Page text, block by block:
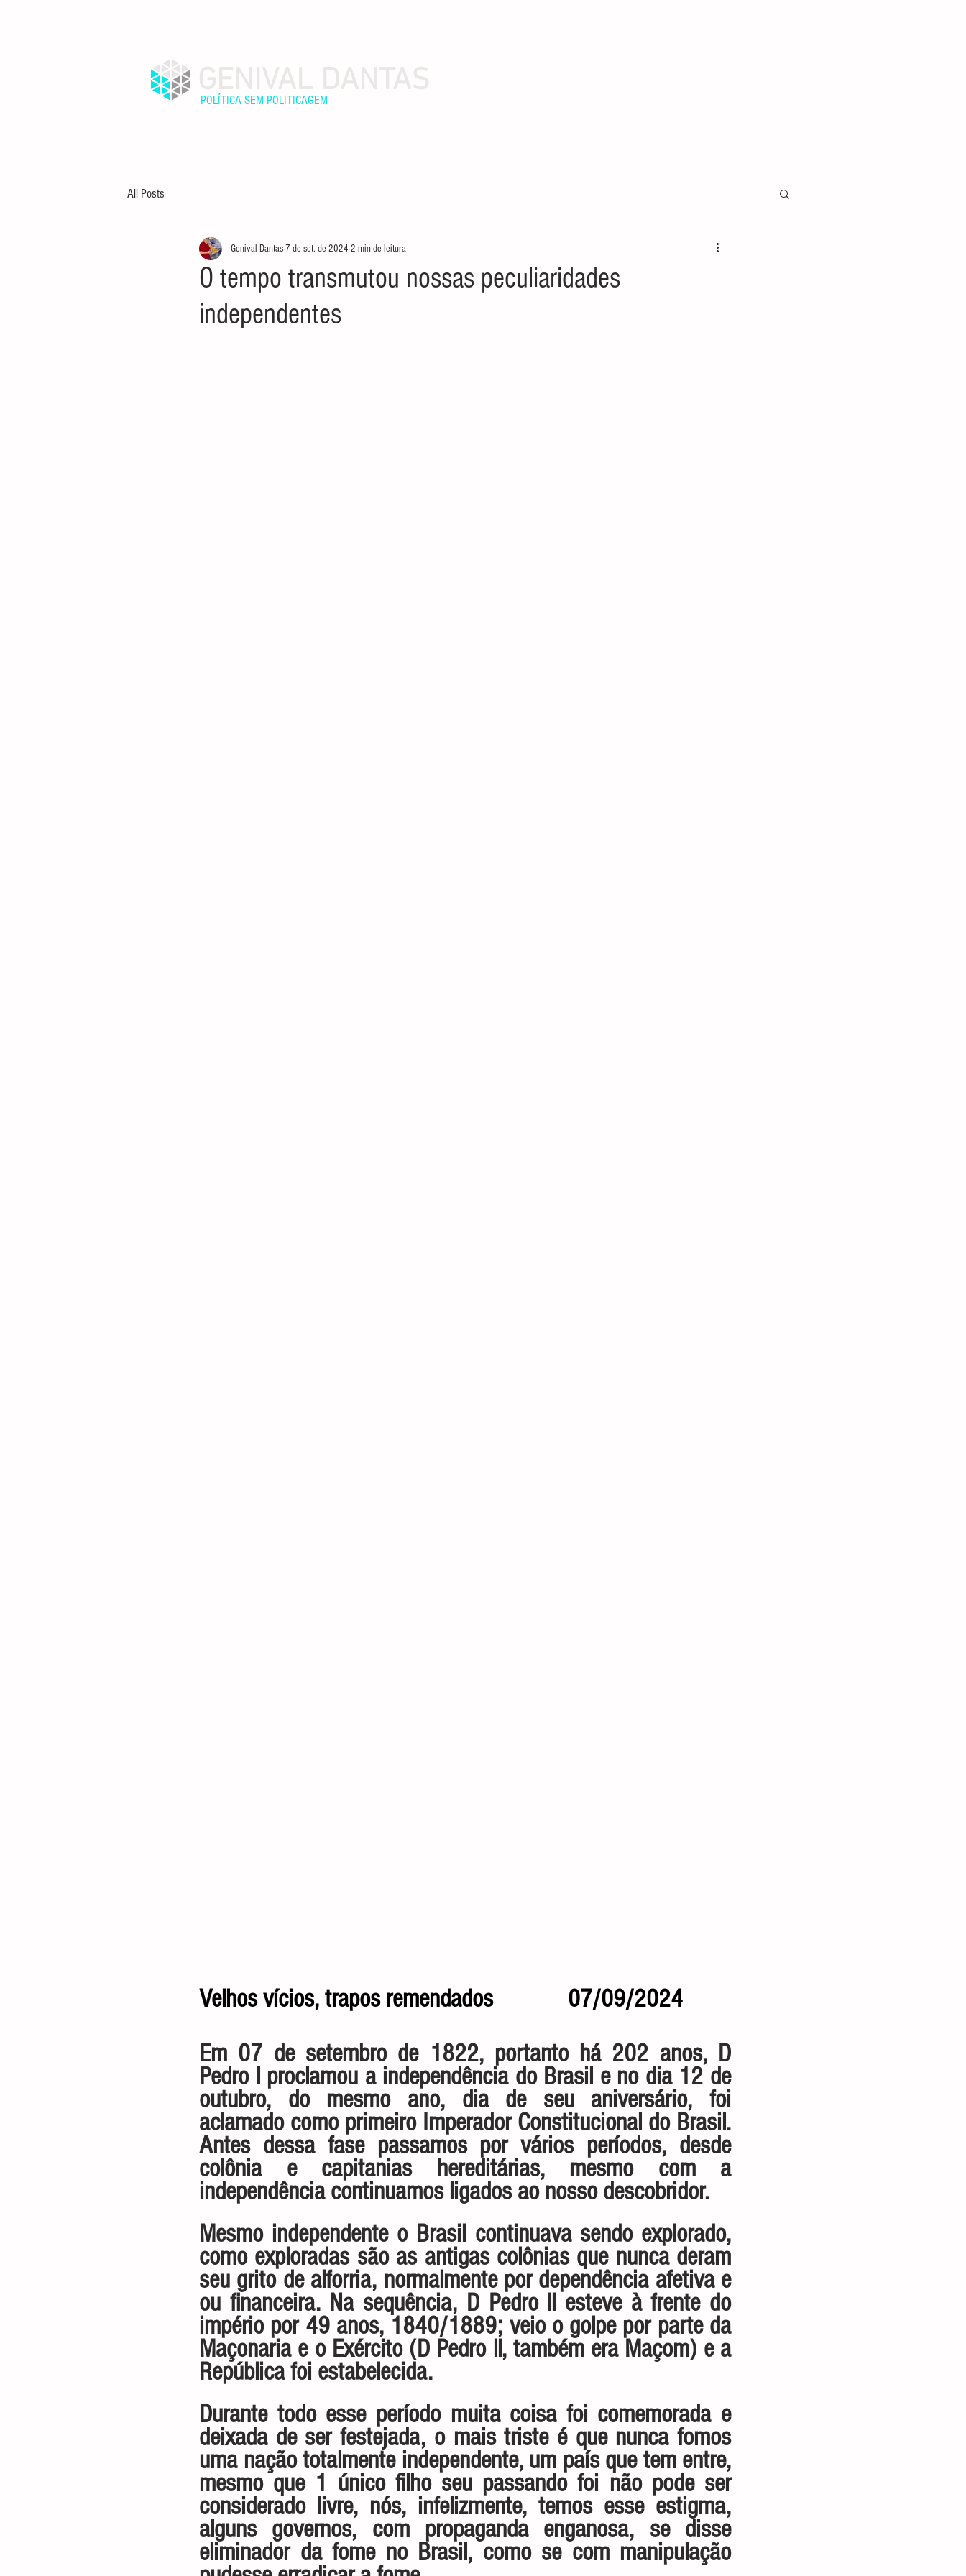
POLÍTICA SEM POLITICAGEM
All Posts
O tempo transmutou nossas peculiaridades
independentes
Genival Dantas7 de set. de 2024 2 min de leitura
Velhos vícios, trapos remendados             07/09/2024
Em 07 de setembro de 1822, portanto há 202 anos, D
Pedro l proclamou a independência do Brasil e no dia 12 de
outubro, do mesmo ano, dia de seu aniversário, foi
aclamado como primeiro Imperador Constitucional do Brasil.
Antes dessa fase passamos por vários períodos, desde
colônia e capitanias hereditárias, mesmo com a
independência continuamos ligados ao nosso descobridor.
Mesmo independente o Brasil continuava sendo explorado,
como exploradas são as antigas colônias que nunca deram
seu grito de alforria, normalmente por dependência afetiva e
ou financeira. Na sequência, D Pedro ll esteve à frente do
império por 49 anos, 1840/1889; veio o golpe por parte da
Maçonaria e o Exército (D Pedro ll, também era Maçom) e a
República foi estabelecida.
Durante todo esse período muita coisa foi comemorada e
deixada de ser festejada, o mais triste é que nunca fomos
uma nação totalmente independente, um país que tem entre,
mesmo que 1 único filho seu passando foi não pode ser
considerado livre, nós, infelizmente, temos esse estigma,
alguns governos, com propaganda enganosa, se disse
eliminador da fome no Brasil, como se com manipulação